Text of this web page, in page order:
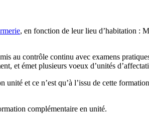
, en fonction de leur lieu d’habitation :
au contrôle continu avec examens
et émet plusieurs voeux d’unités
et ce n’est qu’à l’issu de cette
complémentaire en unité.